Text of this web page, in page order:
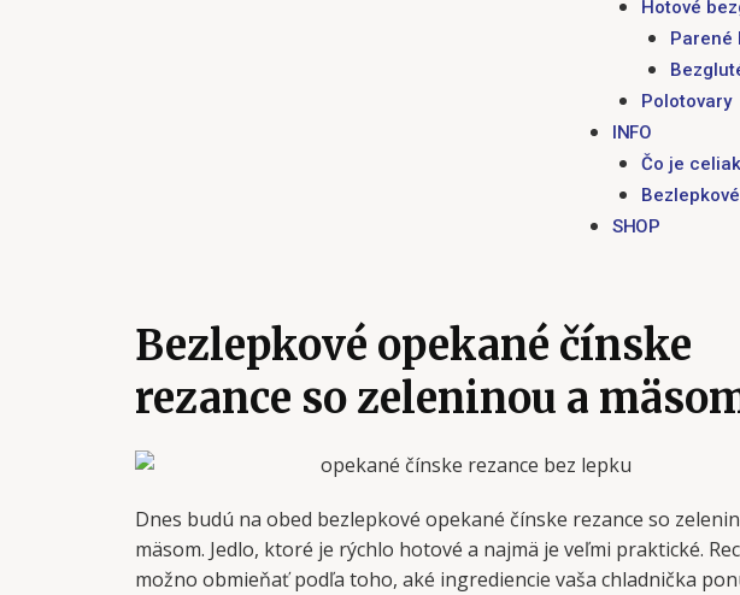
Hotové
Parené
Polotovary
INFO
Čo je
SHOP
Bezlepkové opekané čínske
rezance so zeleninou a
Dnes budú na obed bezlepkové opekané čínske rezance so
mäsom. Jedlo, ktoré je rýchlo hotové a najmä je veľmi praktické.
možno obmieňať podľa toho, aké ingrediencie vaša chladnička